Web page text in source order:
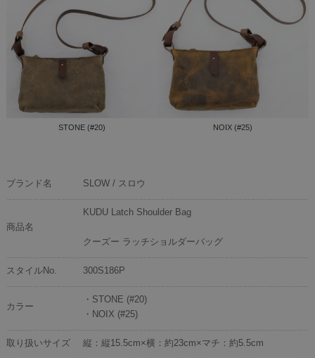
STONE (#20) NOIX (#25)
ブランド名 SLOW / スロウ
商品名
KUDU Latch Shoulder Bag
クーズー ラッチショルダーバッグ
スタイルNo. 300S186P
カラー
・STONE (#20)
・NOIX (#25)
取り扱いサイズ 縦：縦15.5cm×横：約23cm×マチ：約5.5cm